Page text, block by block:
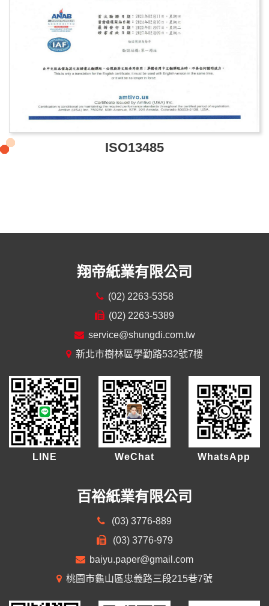
ISO13485
翔帝紙業有限公司
(02) 2263-5358
(02) 2263-5389
service@shungdi.com.tw
新北市樹林區學勤路532號7樓
LINE WeChat WhatsApp
百裕紙業有限公司
(03) 3776-889
(03) 3776-979
baiyu.paper@gmail.com
桃園市龜山區忠義路三段215巷7號